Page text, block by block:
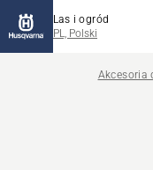
Las i ogród
PL, Polski
Akcesoria